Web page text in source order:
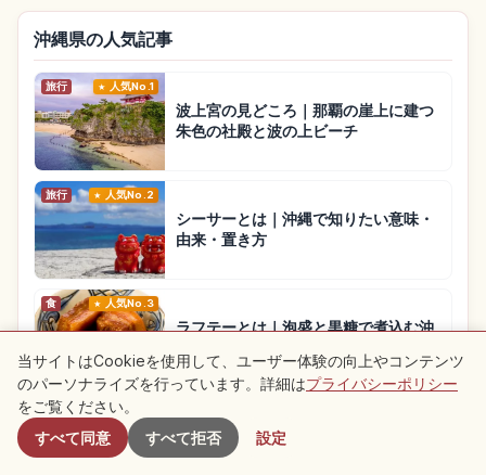
沖縄県の人気記事
旅行 人気No.1
波上宮の見どころ｜那覇の崖上に建つ
朱色の社殿と波の上ビーチ
旅行 人気No.2
シーサーとは｜沖縄で知りたい意味・
由来・置き方
食 人気No.3
ラフテーとは｜泡盛と黒糖で煮込む沖
付近のスポット
当サイトはCookieを使用して、ユーザー体験の向上やコンテンツ
のパーソナライズを行っています。詳細はプライバシーポリシー
をご覧ください。
すべて同意
すべて拒否 設定